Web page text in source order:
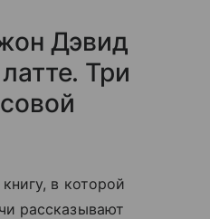
Дэвид
Три
в которой
рассказывают